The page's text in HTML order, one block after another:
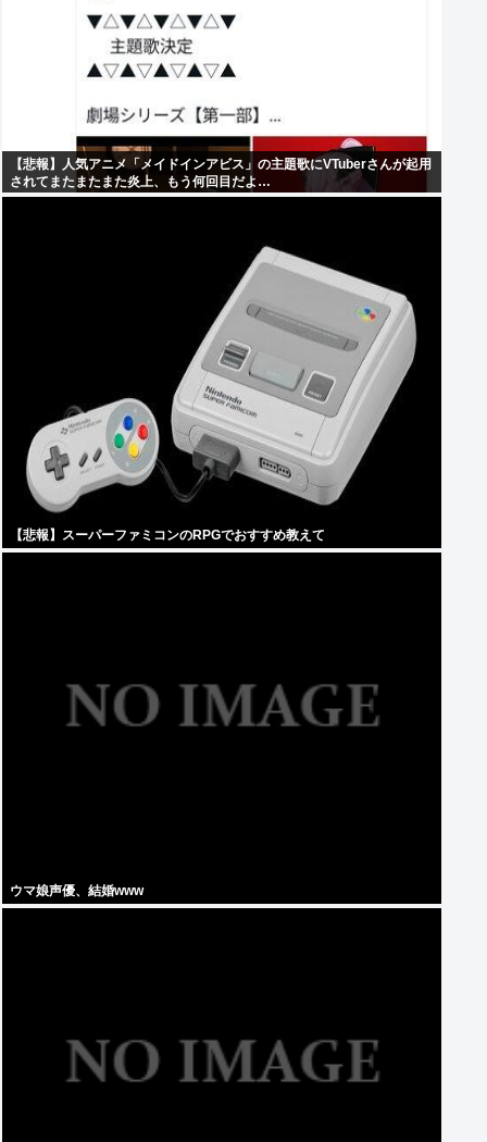
【悲報】人気アニメ「メイドインアビス」の主題歌にVTuberさんが起用
されてまたまたまた炎上、もう何回目だよ…
【悲報】スーパーファミコンのRPGでおすすめ教えて
ウマ娘声優、結婚www